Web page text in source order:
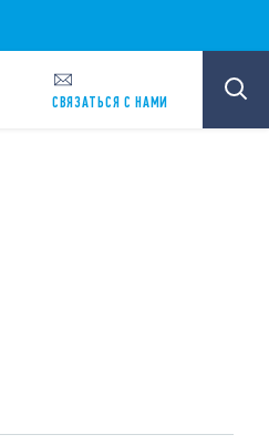
CВЯЗАТЬСЯ С НАМИ